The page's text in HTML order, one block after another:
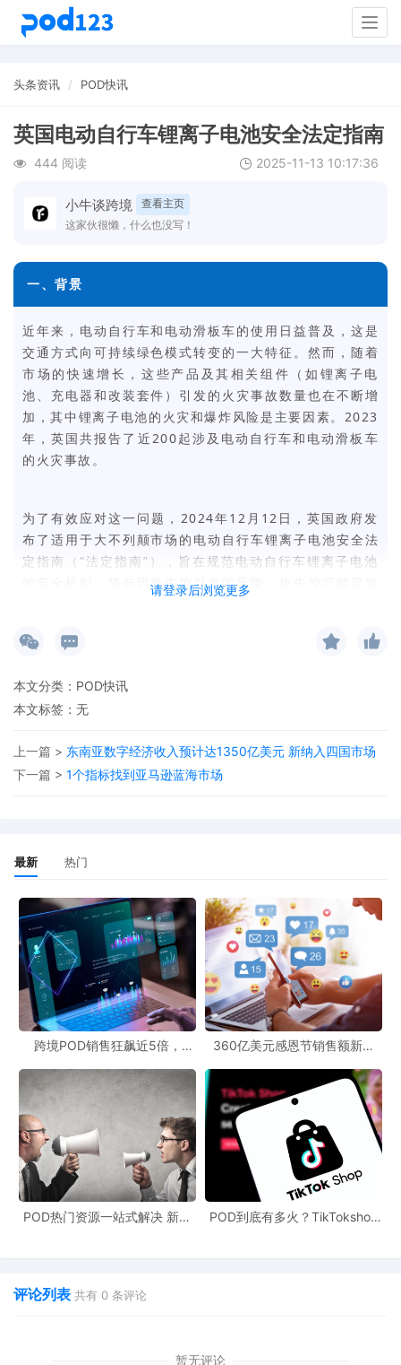
头条资讯 POD快讯
英国电动自行车锂离子电池安全法定指南
444 阅读 2025-11-13 10:17:36
小牛谈跨境
查看主页
这家伙很懒，什么也没写！
请登录后浏览更多
一、背景
近年来，电动自行车和电动滑板车的使用日益普及，这是
交通方式向可持续绿色模式转变的一大特征。然而，随着
市场的快速增长，这些产品及其相关组件（如锂离子电
池、充电器和改装套件）引发的火灾事故数量也在不断增
加，其中锂离子电池的火灾和爆炸风险是主要因素。2023
年，英国共报告了近200起涉及电动自行车和电动滑板车
的火灾事故。
为了有效应对这一问题，2024年12月12日，英国政府发
布了适用于大不列颠市场的电动自行车锂离子电池安全法
定指南（“法定指南”），旨在规范电动自行车锂离子电池
的安全机制，降低因热失控引发的风险。热失控可能导致
英国产品安全与标准办公室（OPSS）特别提醒，在评估电
动自行车锂离子电池是否符合《2005年通用产品安全法
南。此外，OPSS还强烈建议将电动自行车锂离子电池投放
于北爱尔兰市场的商家在评估产品安全时也同样考虑这一
二、法定指南的适用范围
法定指南中的“锂离子电池”指的是用于电动自行车或电动
自行车改装套件的锂离子电池组，包括单个电池及其保护
措施，这些电池可以与电动自行车一起使用，也可以单独
充电使用。其他类型的电池，例如笔记本电脑锂离子电
池，并不在法定指南的适用范围内。
符合GPSR第5条规定的产品一般安全要求时，必须考虑法
定指南。需要注意的是，将不符合GPSR法定安全要求的锂
离子电池投放于英国市场属于违法行为。
在将电动自行车锂离子电池投放于市场之前，必须确保产
的最低风险，并且这些风险是可接受的，同时符合高水平
本文分类： POD快讯
本文标签：无
上一篇 > 东南亚数字经济收入预计达1350亿美元 新纳入四国市场
下一篇 > 1个指标找到亚马逊蓝海市场
最新 热门
跨境POD销售狂飙近5倍，
360亿美元感恩节销售额新纪
新风潮！
POD热门资源一站式解决 新手
POD到底有多火？TikTokshop
评论列表 共有 0 条评论
暂无评论